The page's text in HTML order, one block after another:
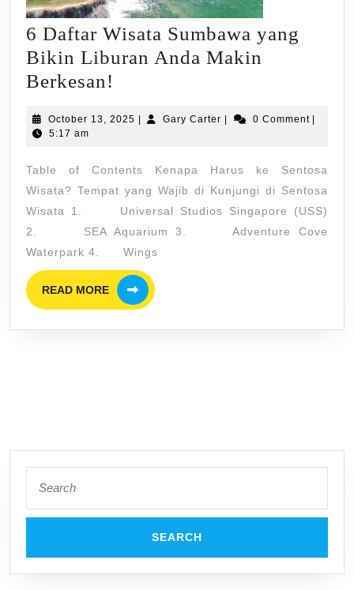
6 Daftar Wisata Sumbawa yang
Bikin Liburan Anda Makin
Berkesan!
Wisata
yang
Bikin
Liburan
Anda
Makin
Berkesan!
October 13, 2025 OctoberGary Carter Gary
0 Comment
5:17 am
Table of Contents Kenapa Harus ke Sentosa
Wisata? Tempat yang Wajib di Kunjungi di Sentosa
Wisata 1. Universal Studios Singapore (USS)
2. SEA Aquarium 3. Adventure Cove
Waterpark 4. Wings
READ MORE
READ
MORE
for: